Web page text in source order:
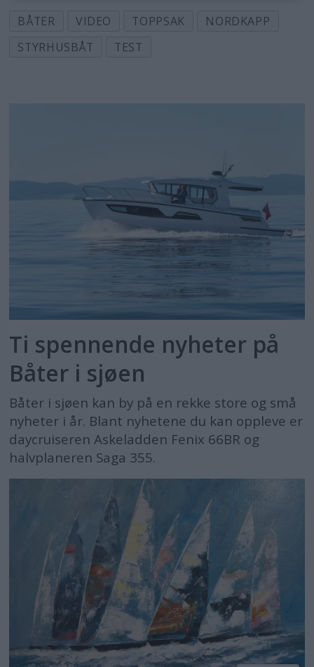
BÅTER VIDEO TOPPSAK
NORDKAPP
STYRHUSBÅT
TEST
Ti spennende nyheter på
Båter i sjøen
Båter i sjøen kan by på en rekke store og små
nyheter i år. Blant nyhetene du kan oppleve er
daycruiseren Askeladden Fenix 66BR og
halvplaneren Saga 355.